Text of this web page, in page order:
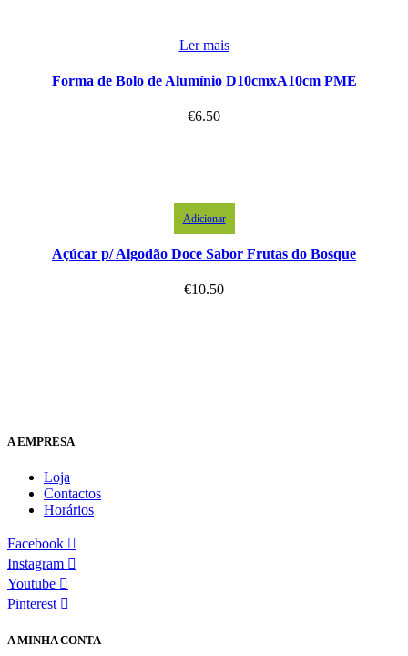
Ler mais
Forma de Bolo de Alumínio D10cmxA10cm PME
€6.50
Adicionar
Açúcar p/ Algodão Doce Sabor Frutas do Bosque
€10.50
A EMPRESA
Loja
Contactos
Horários
Facebook
Instagram
Youtube
Pinterest
A MINHA CONTA